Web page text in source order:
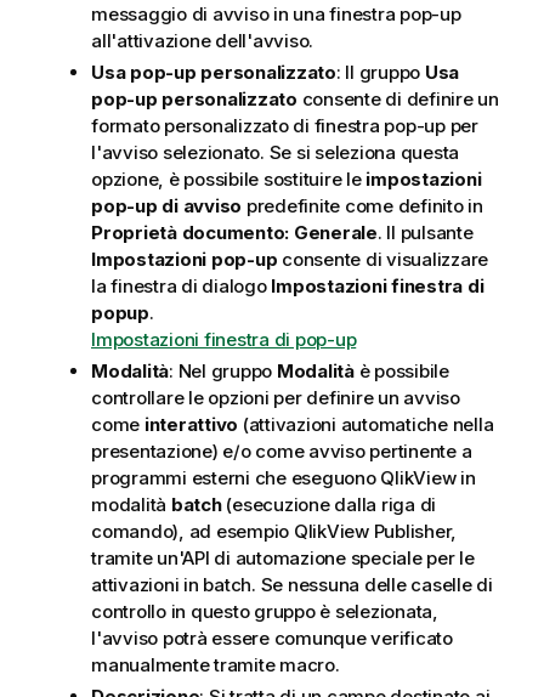
messaggio di avviso in una finestra pop-up
all'attivazione dell'avviso.
Usa pop-up personalizzato: Il gruppo Usa
pop-up personalizzato consente di definire un
formato personalizzato di finestra pop-up per
l'avviso selezionato. Se si seleziona questa
opzione, è possibile sostituire le impostazioni
pop-up di avviso predefinite come definito in
Proprietà documento: Generale. Il pulsante
Impostazioni pop-up consente di visualizzare
la finestra di dialogo Impostazioni finestra di
popup.
Impostazioni finestra di pop-up
Modalità: Nel gruppo Modalitàè possibile
controllare le opzioni per definire un avviso
come interattivo (attivazioni automatiche nella
presentazione) e/o come avviso pertinente a
programmi esterni che eseguono QlikView in
modalità batch(esecuzione dalla riga di
comando), ad esempio QlikView Publisher,
tramite un'API di automazione speciale per le
attivazioni in batch. Se nessuna delle caselle di
controllo in questo gruppo è selezionata,
l'avviso potrà essere comunque verificato
manualmente tramite macro.